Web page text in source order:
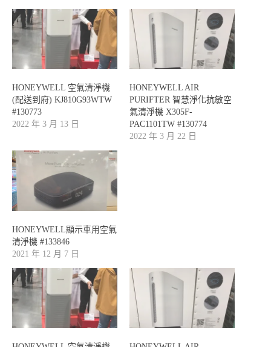
HONEYWELL 空氣清淨機
(配送到府) KJ810G93WTW
#130773
2022 年 3 月 13 日
HONEYWELL AIR
PURIFTER 智慧淨化抗敏空
氣清淨機 X305F-
PAC1101TW #130774
2022 年 3 月 22 日
HONEYWELL顯示車用空氣
清淨機 #133846
2021 年 12 月 7 日